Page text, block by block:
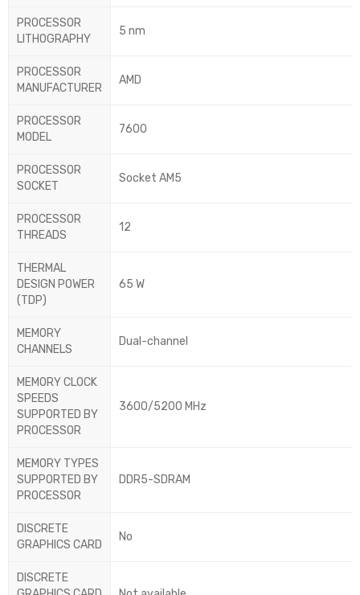
PROCESSOR
LITHOGRAPHY
5 nm
PROCESSOR
MANUFACTURER
AMD
PROCESSOR
MODEL
7600
PROCESSOR
SOCKET
Socket AM5
PROCESSOR
THREADS
12
THERMAL
DESIGN POWER
(TDP)
65 W
MEMORY
CHANNELS
Dual-channel
MEMORY CLOCK
SPEEDS
SUPPORTED BY
PROCESSOR
3600/5200 MHz
MEMORY TYPES
SUPPORTED BY
PROCESSOR
DDR5-SDRAM
DISCRETE
GRAPHICS CARD
No
DISCRETE